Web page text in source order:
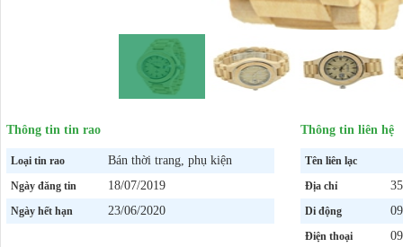
Thông tin tin rao
Loại tin rao Bán thời trang, phụ kiện
Ngày đăng tin 18/07/2019
Ngày hết hạn 23/06/2020
Thông tin liên hệ
Tên liên lạc
Địa chỉ
Di động
Điện thoại